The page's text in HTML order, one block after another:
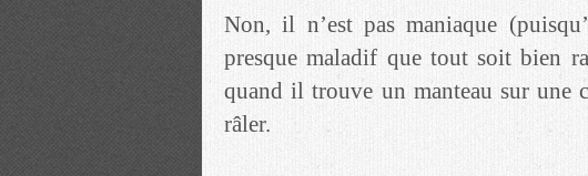
Non, il n’est pas maniaque
presque maladif que tout soit bien
quand il trouve un manteau sur une
râler.